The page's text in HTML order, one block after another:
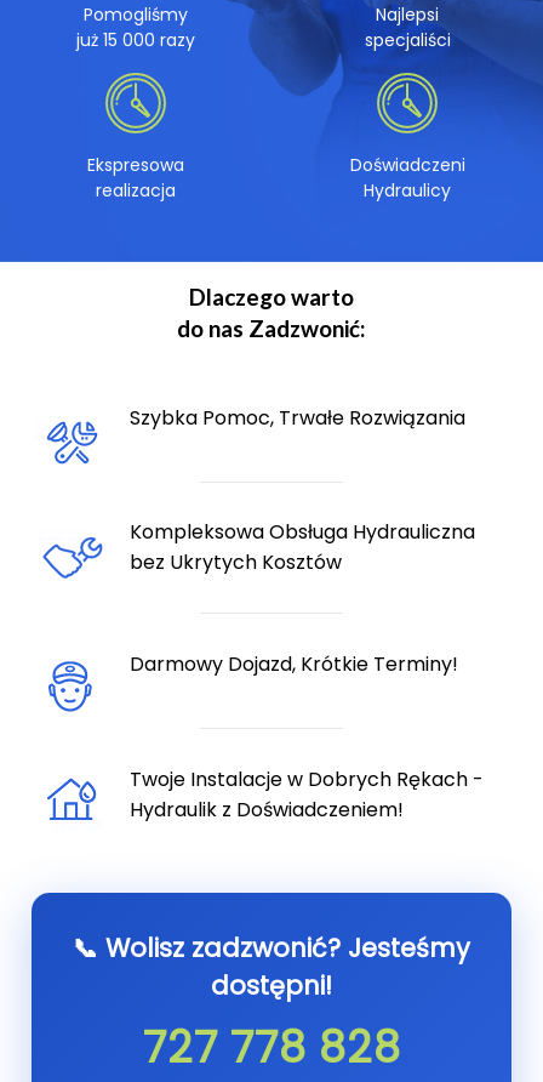
Pomogliśmy
już 15 000 razy
Najlepsi
specjaliści
Ekspresowa
realizacja
Doświadczeni
Hydraulicy
Dlaczego warto
do nas Zadzwonić:
Szybka Pomoc, Trwałe Rozwiązania
Kompleksowa Obsługa Hydrauliczna
bez Ukrytych Kosztów
Darmowy Dojazd, Krótkie Terminy!
Twoje Instalacje w Dobrych Rękach -
Hydraulik z Doświadczeniem!
📞 Wolisz zadzwonić? Jesteśmy
dostępni!
727 778 828